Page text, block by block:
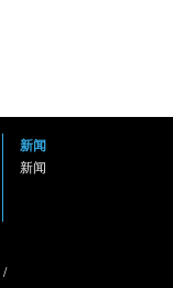
新闻
新闻
/